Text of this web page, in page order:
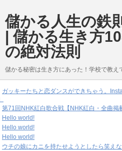
儲かる人生の鉄
| 儲かる生き方
の絶対法則
儲かる秘密は生き方にあった！学校で教え
ガッキーたちと恋ダンスができちゃう。
第71回NHK紅白歌合戦【NHK紅白・全曲掲
Hello world!
Hello world!
Hello world!
ウチの娘にカニを持たせようとしたら笑え